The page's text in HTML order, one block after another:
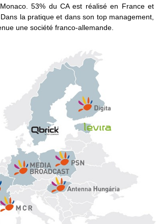
53% du CA est réalisé en France et
la pratique et dans son top management,
une société franco-allemande.